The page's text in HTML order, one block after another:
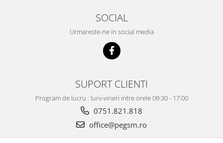
Folii COMPATIBILE Pentru Huawei
Folii pentru MOTOROLA
FOLII PENTRU SPATELE
Folii Realme
SOCIAL
Urmareste-ne in social media
SUPORT CLIENTI
Program de lucru : luni-vineri intre orele 09:30 - 17:00
0751.821.818
office@pegsm.ro